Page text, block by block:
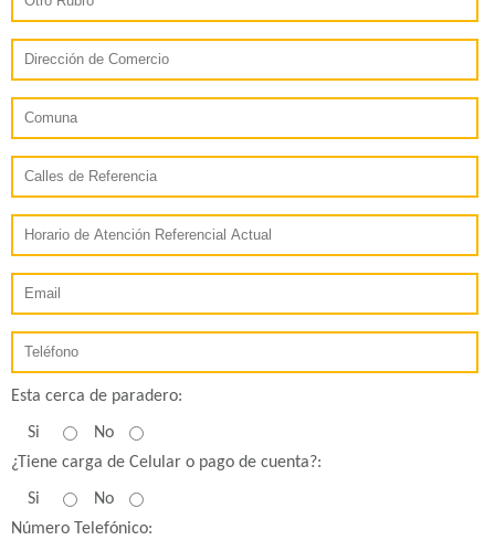
Esta cerca de paradero:
Si
No
¿Tiene carga de Celular o pago de cuenta?:
Si
No
Número Telefónico: